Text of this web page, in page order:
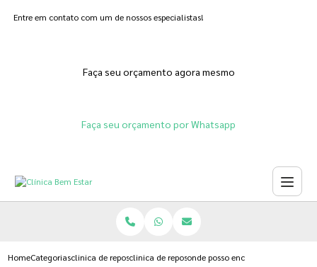
Entre em contato com um de nossos especialistas!
Faça seu orçamento agora mesmo
Faça seu orçamento por Whatsapp
HomeCategoriasclinica de reposicao hormonalclinica de reposicao hormonal que emagrece
onde posso encontrar clinica de